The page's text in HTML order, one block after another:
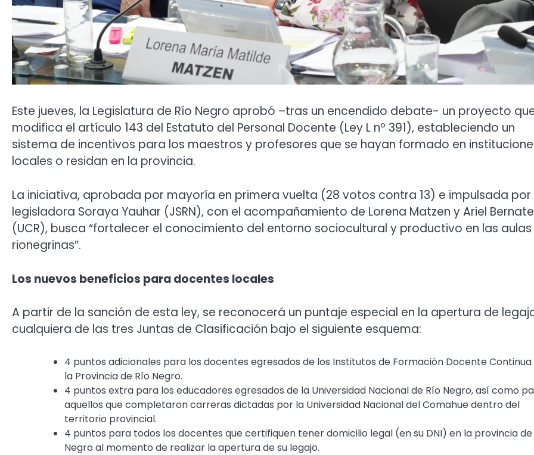
Este jueves, la Legislatura de Río Negro aprobó –tras un encendido debate- un proyecto
modifica el artículo 143 del Estatuto del Personal Docente (Ley L nº 391), estableciendo un
sistema de incentivos para los maestros y profesores que se hayan formado en
locales o residan en la provincia.
La iniciativa, aprobada por mayoría en primera vuelta (28 votos contra 13) e impulsada por
legisladora Soraya Yauhar (JSRN), con el acompañamiento de Lorena Matzen y Ariel
(UCR), busca “fortalecer el conocimiento del entorno sociocultural y productivo en las aulas
rionegrinas”.
Los nuevos beneficios para docentes locales
A partir de la sanción de esta ley, se reconocerá un puntaje especial en la apertura de
cualquiera de las tres Juntas de Clasificación bajo el siguiente esquema:
4 puntos adicionales para los docentes egresados de los Institutos de Formación Docente Continua
la Provincia de Río Negro.
4 puntos extra para los educadores egresados de la Universidad Nacional de Río Negro, así como
aquellos que completaron carreras dictadas por la Universidad Nacional del Comahue dentro del
territorio provincial.
4 puntos para todos los docentes que certifiquen tener domicilio legal (en su DNI) en la provincia de
Negro al momento de realizar la apertura de su legajo.